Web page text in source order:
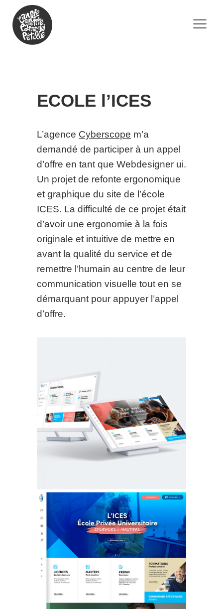
ECOLE l’ICES
L’agence Cyberscope m’a
demandé de participer à un appel
d’offre en tant que Webdesigner ui.
Un projet de refonte ergonomique
et graphique du site de l’école
ICES. La difficulté de ce projet était
d’avoir une ergonomie à la fois
originale et intuitive de mettre en
avant la qualité du service et de
remettre l’humain au centre de leur
communication visuelle tout en se
démarquant pour appuyer l’appel
d’offre.